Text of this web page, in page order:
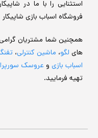
استثنایی را با ما در
فروشگاه اسباب بازی شاپیکار
همچنین شما مشتریان
های لگو، ماشین کنترلی،
اسباب بازی و عروسک
تهیه فرمایید.